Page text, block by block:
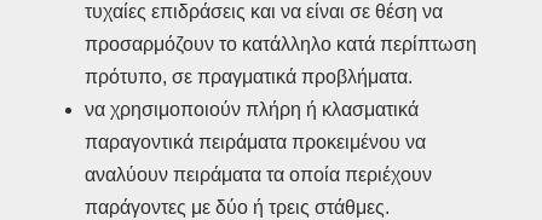
τυχαίες επιδράσεις και να είναι σε θέση να
προσαρμόζουν το κατάλληλο κατά περίπτωση
πρότυπο, σε πραγματικά προβλήματα.
να χρησιμοποιούν πλήρη ή κλασματικά
παραγοντικά πειράματα προκειμένου να
αναλύουν πειράματα τα οποία περιέχουν
παράγοντες με δύο ή τρεις στάθμες.